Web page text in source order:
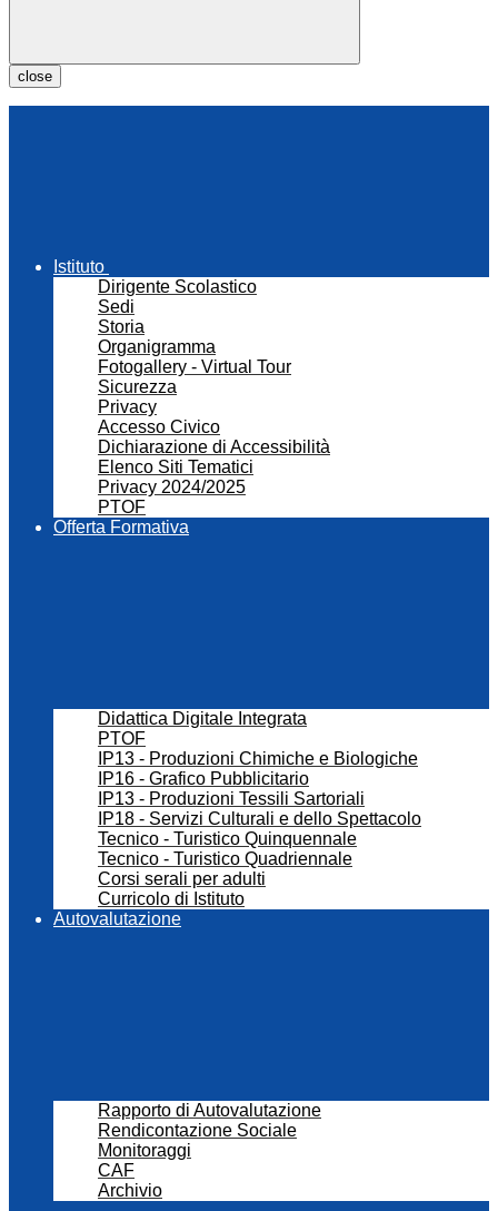
close
Istituto
Dirigente Scolastico
Sedi
Storia
Organigramma
Fotogallery - Virtual Tour
Sicurezza
Privacy
Accesso Civico
Dichiarazione di Accessibilità
Elenco Siti Tematici
Privacy 2024/2025
PTOF
Offerta Formativa
Didattica Digitale Integrata
PTOF
IP13 - Produzioni Chimiche e Biologiche
IP16 - Grafico Pubblicitario
IP13 - Produzioni Tessili Sartoriali
IP18 - Servizi Culturali e dello Spettacolo
Tecnico - Turistico Quinquennale
Tecnico - Turistico Quadriennale
Corsi serali per adulti
Curricolo di Istituto
Autovalutazione
Rapporto di Autovalutazione
Rendicontazione Sociale
Monitoraggi
CAF
Archivio